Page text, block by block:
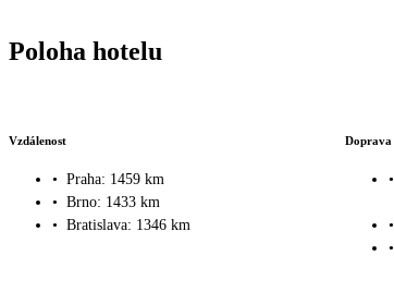
Poloha hotelu
Vzdálenost
• Praha: 1459 km
• Brno: 1433 km
• Bratislava: 1346 km
Doprava
•
•
•